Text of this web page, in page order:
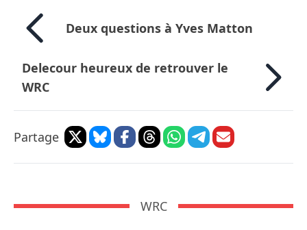
Deux questions à Yves Matton
Delecour heureux de retrouver le
WRC
Partage
WRC